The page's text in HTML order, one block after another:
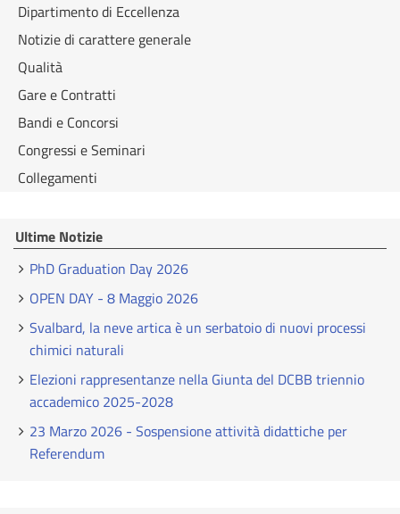
Dipartimento di Eccellenza
Notizie di carattere generale
Qualità
Gare e Contratti
Bandi e Concorsi
Congressi e Seminari
Collegamenti
Ultime Notizie
PhD Graduation Day 2026
OPEN DAY - 8 Maggio 2026
Svalbard, la neve artica è un serbatoio di nuovi processi
chimici naturali
Elezioni rappresentanze nella Giunta del DCBB triennio
accademico 2025-2028
23 Marzo 2026 - Sospensione attività didattiche per
Referendum